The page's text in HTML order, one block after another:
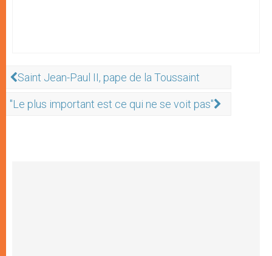
Saint Jean-Paul II, pape de la Toussaint
"Le plus important est ce qui ne se voit pas"